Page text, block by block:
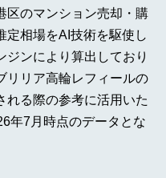
区のマンション売却・購
定相場をAI技術を駆使し
ンにより算出しており
リリア高輪レフィールの
れる際の参考に活用いた
年7月時点のデータとな